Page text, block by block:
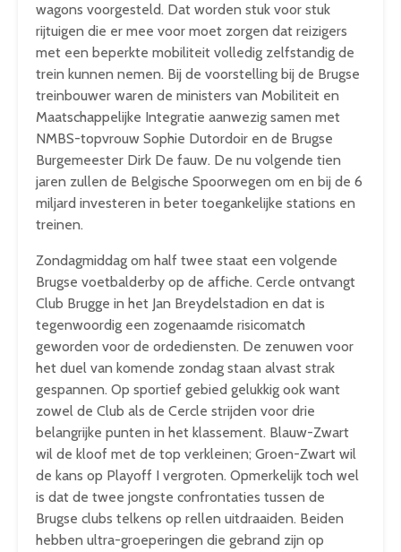
wagons voorgesteld. Dat worden stuk voor stuk
rijtuigen die er mee voor moet zorgen dat reizigers
met een beperkte mobiliteit volledig zelfstandig de
trein kunnen nemen. Bij de voorstelling bij de Brugse
treinbouwer waren de ministers van Mobiliteit en
Maatschappelijke Integratie aanwezig samen met
NMBS-topvrouw Sophie Dutordoir en de Brugse
Burgemeester Dirk De fauw. De nu volgende tien
jaren zullen de Belgische Spoorwegen om en bij de 6
miljard investeren in beter toegankelijke stations en
treinen.
Zondagmiddag om half twee staat een volgende
Brugse voetbalderby op de affiche. Cercle ontvangt
Club Brugge in het Jan Breydelstadion en dat is
tegenwoordig een zogenaamde risicomatch
geworden voor de ordediensten. De zenuwen voor
het duel van komende zondag staan alvast strak
gespannen. Op sportief gebied gelukkig ook want
zowel de Club als de Cercle strijden voor drie
belangrijke punten in het klassement. Blauw-Zwart
wil de kloof met de top verkleinen; Groen-Zwart wil
de kans op Playoff I vergroten. Opmerkelijk toch wel
is dat de twee jongste confrontaties tussen de
Brugse clubs telkens op rellen uitdraaiden. Beiden
hebben ultra-groeperingen die gebrand zijn op